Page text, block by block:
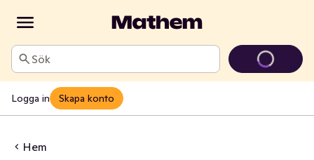
Sök
Logga in Skapa konto
Hem